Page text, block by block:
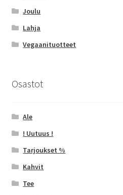
Joulu
Lahja
Vegaanituotteet
Osastot
Ale
! Uutuus !
Tarjoukset %
Kahvit
Tee